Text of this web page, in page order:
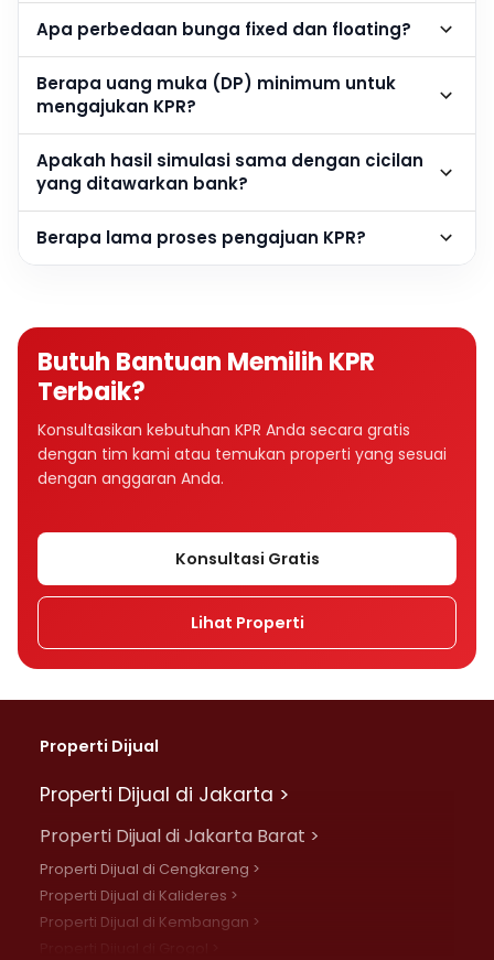
Apa perbedaan bunga fixed dan floating?
Berapa uang muka (DP) minimum untuk
mengajukan KPR?
Apakah hasil simulasi sama dengan cicilan
yang ditawarkan bank?
Berapa lama proses pengajuan KPR?
Butuh Bantuan Memilih KPR
Terbaik?
Konsultasikan kebutuhan KPR Anda secara gratis
dengan tim kami atau temukan properti yang sesuai
dengan anggaran Anda.
Konsultasi Gratis
Lihat Properti
Properti Dijual
Properti Dijual di Jakarta >
Properti Dijual di Jakarta Barat >
Properti Dijual di Cengkareng >
Properti Dijual di Kalideres >
Properti Dijual di Kembangan >